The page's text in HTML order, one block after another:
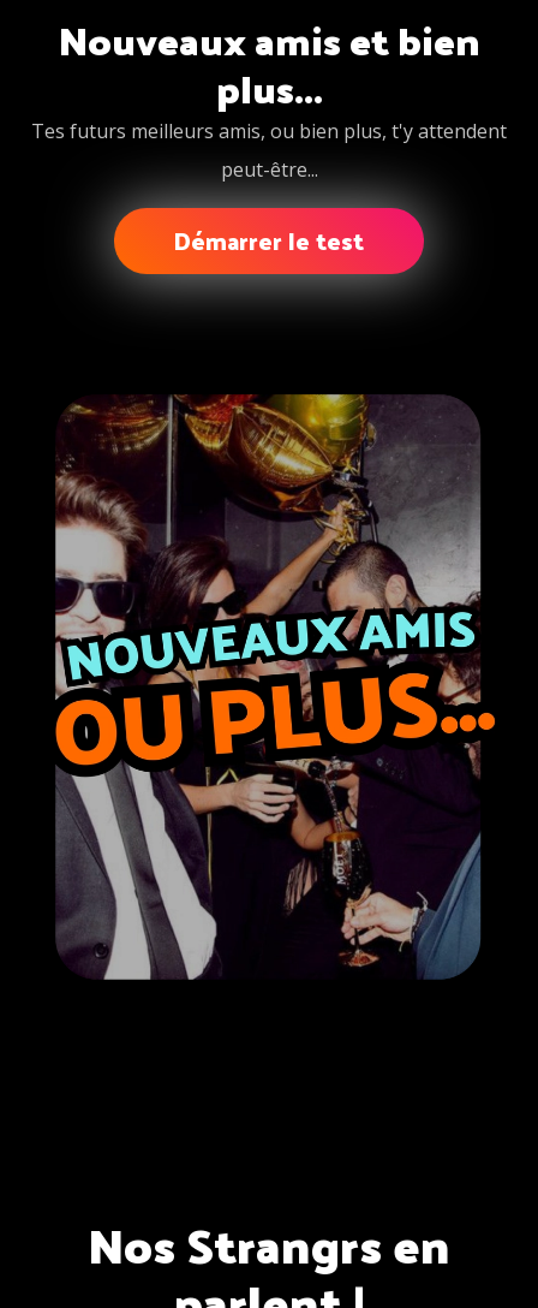
Nouveaux amis et bien
plus...
Tes futurs meilleurs amis, ou bien plus, t'y attendent
peut-être...
Démarrer le test
Nos Strangrs en